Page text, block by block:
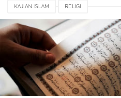
KAJIAN ISLAM RELIGI